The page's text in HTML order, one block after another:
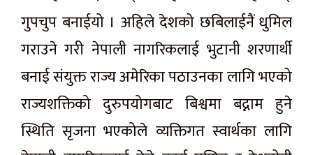
गुपचुप बनाईयो । अहिले देशको छबिलाईनैं धुमिल
गराउने गरी नेपाली नागरिकलाई भुटानी शरणार्थी
बनाई संयुक्त राज्य अमेरिका पठाउनका लागि भएको
राज्यशक्तिको दुरुपयोगबाट बिश्वमा बद्नाम हुने
स्थिति सृजना भएकोले व्यक्तिगत स्वार्थका लागि